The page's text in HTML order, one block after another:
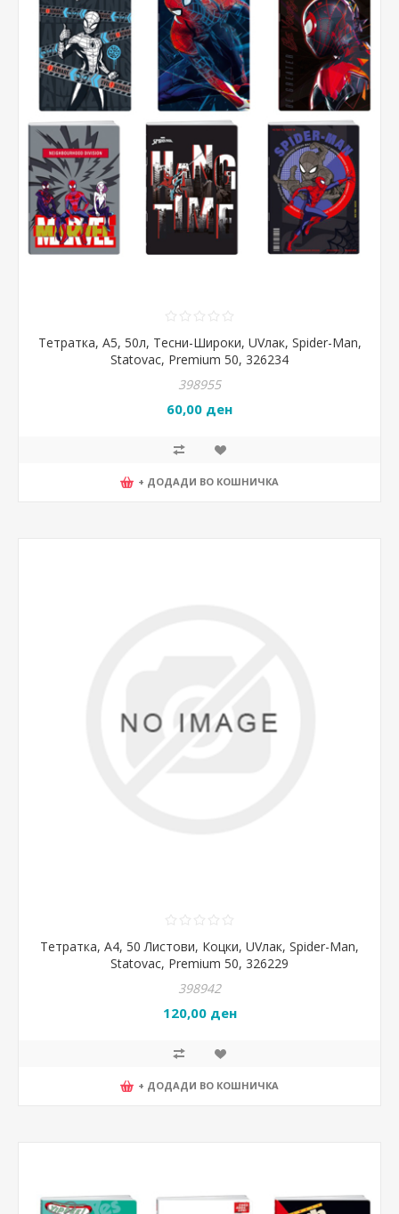
Тетратка, А5, 50л, Тесни-Широки, UVлак, Spider-Man,
Statovac, Premium 50, 326234
398955
60,00 ден
+ ДОДАДИ ВО КОШНИЧКА
Тетратка, А4, 50 Листови, Коцки, UVлак, Spider-Man,
Statovac, Premium 50, 326229
398942
120,00 ден
+ ДОДАДИ ВО КОШНИЧКА